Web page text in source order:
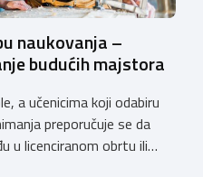
naukovanja –
budućih majstora
a učenicima koji odabiru
preporučuje se da
u licenciranom obrtu ili